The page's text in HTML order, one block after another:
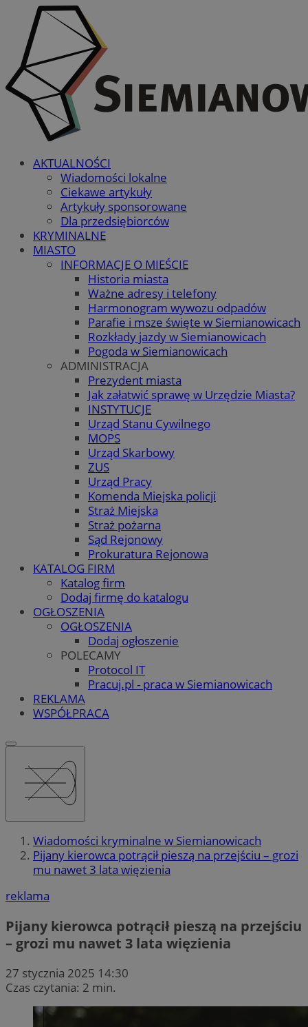
AKTUALNOŚCI
Wiadomości lokalne
Ciekawe artykuły
Artykuły sponsorowane
Dla przedsiębiorców
KRYMINALNE
MIASTO
INFORMACJE O MIEŚCIE
Historia miasta
Ważne adresy i telefony
Harmonogram wywozu odpadów
Parafie i msze święte w Siemianowicach
Rozkłady jazdy w Siemianowicach
Pogoda w Siemianowicach
ADMINISTRACJA
Prezydent miasta
Jak załatwić sprawę w Urzędzie Miasta?
INSTYTUCJE
Urząd Stanu Cywilnego
MOPS
Urząd Skarbowy
ZUS
Urząd Pracy
Komenda Miejska policji
Straż Miejska
Straż pożarna
Sąd Rejonowy
Prokuratura Rejonowa
KATALOG FIRM
Katalog firm
Dodaj firmę do katalogu
OGŁOSZENIA
OGŁOSZENIA
Dodaj ogłoszenie
POLECAMY
Protocol IT
Pracuj.pl - praca w Siemianowicach
REKLAMA
WSPÓŁPRACA
Wiadomości kryminalne w Siemianowicach
Pijany kierowca potrącił pieszą na przejściu – grozi
mu nawet 3 lata więzienia
reklama
Pijany kierowca potrącił pieszą na przejściu
– grozi mu nawet 3 lata więzienia
27 stycznia 2025 14:30
Czas czytania: 2 min.